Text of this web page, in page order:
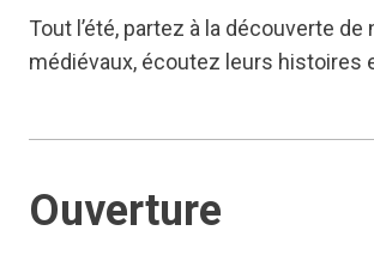
Tout l’été, partez à la découverte
médiévaux, écoutez leurs histoires
Ouverture